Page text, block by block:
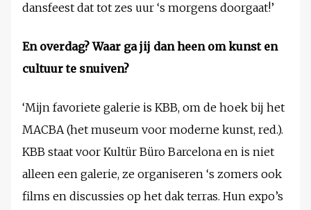
dansfeest dat tot zes uur ‘s morgens doorgaat!’
En overdag? Waar ga jij dan heen om kunst en
cultuur te snuiven?
‘Mijn favoriete galerie is KBB, om de hoek bij het
MACBA (het museum voor moderne kunst, red.).
KBB staat voor Kultür Büro Barcelona en is niet
alleen een galerie, ze organiseren ‘s zomers ook
films en discussies op het dak terras. Hun expo’s